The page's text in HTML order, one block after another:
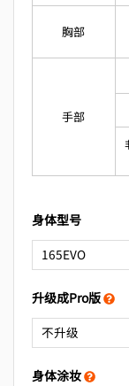
胸部
手部
身体型号
升级成Pro版
身体涂妆